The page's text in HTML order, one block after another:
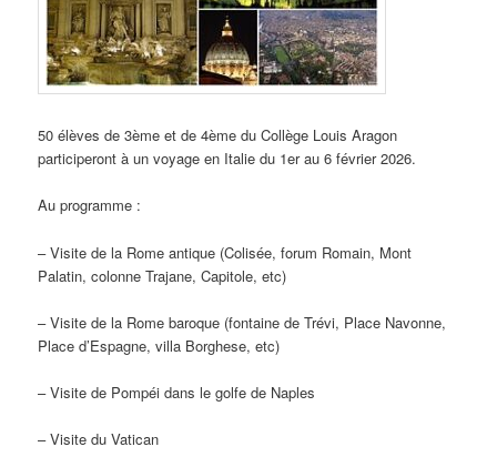
50 élèves de 3ème et de 4ème du Collège Louis Aragon
participeront à un voyage en Italie du 1er au 6 février 2026.
Au programme :
– Visite de la Rome antique (Colisée, forum Romain, Mont
Palatin, colonne Trajane, Capitole, etc)
– Visite de la Rome baroque (fontaine de Trévi, Place Navonne,
Place d’Espagne, villa Borghese, etc)
– Visite de Pompéi dans le golfe de Naples
– Visite du Vatican